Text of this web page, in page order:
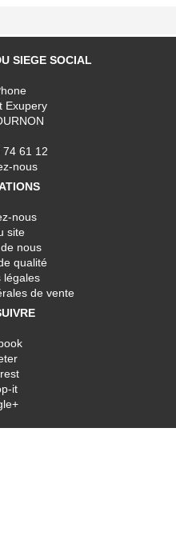
SIEGE SOCIAL
Exupery
74 61 12
nous
nous
site
nous
qualité
légales
de vente
it